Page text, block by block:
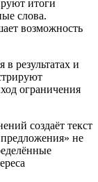
итоги
слова.
возможность
результатах и
ограничения
создаёт текст
не